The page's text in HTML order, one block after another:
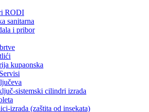
RODI
sanitarna
i pribor
kupaonska
sistemski cilindri izrada
izrada (zaštita od insekata)